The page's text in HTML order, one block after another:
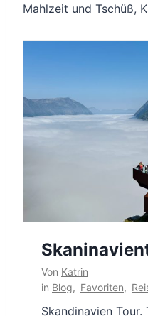
Mahlzeit und Tschüß,
Von Katrin
in Blog, Favoriten,
Skandinavien